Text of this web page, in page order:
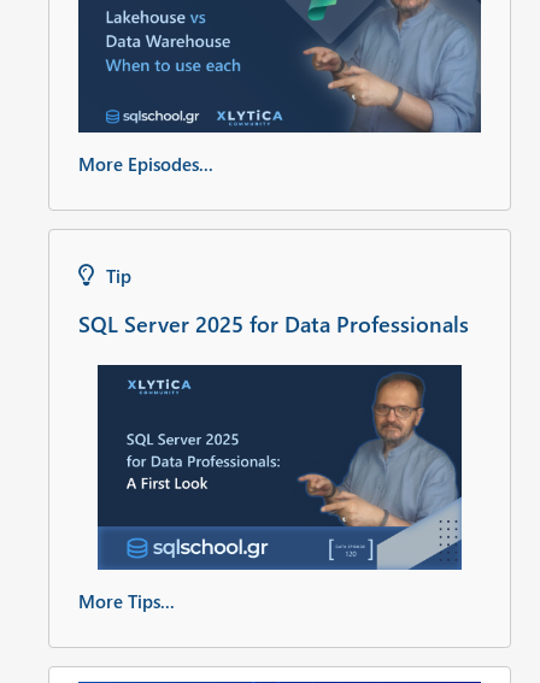
More Episodes...
Tip
SQL Server 2025 for Data Professionals
More Tips...